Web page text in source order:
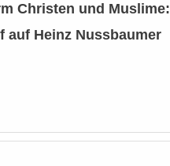
Christen und Muslime:
auf Heinz Nussbaumer